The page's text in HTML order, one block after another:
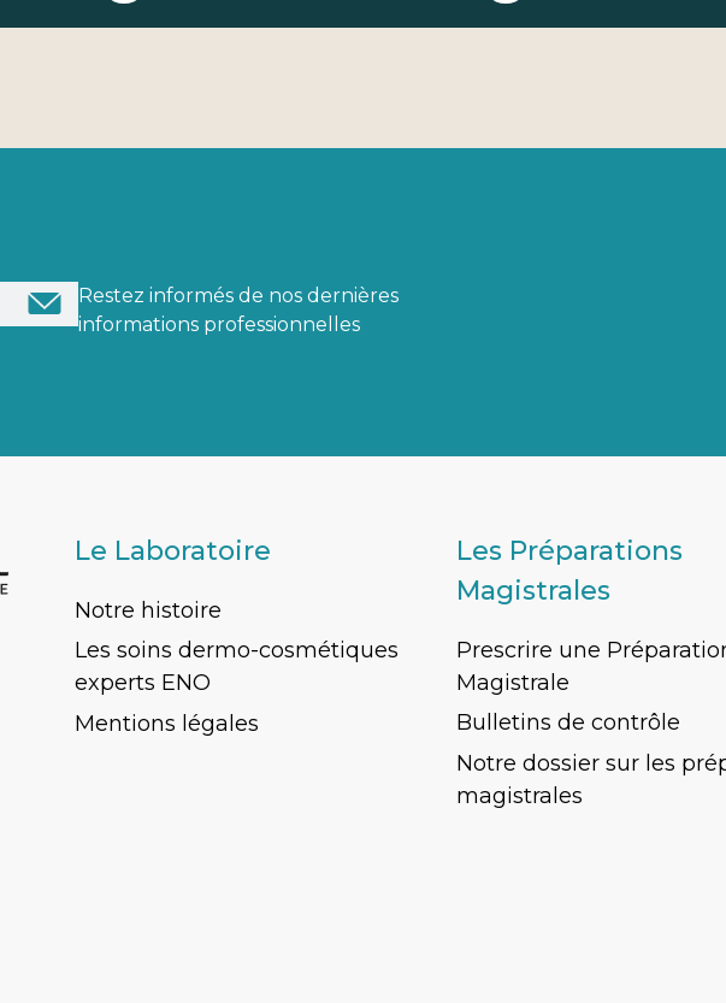
Restez informés de nos dernières
informations professionnelles
Le Laboratoire
Notre histoire
Les soins dermo-cosmétiques
experts ENO
Mentions légales
Les Préparations
Magistrales
Prescrire une
Magistrale
Bulletins de contrôle
Notre dossier sur les
magistrales